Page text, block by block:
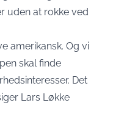
uden at rokke ved
amerikansk. Og vi
skal finde
Det
Lars Løkke